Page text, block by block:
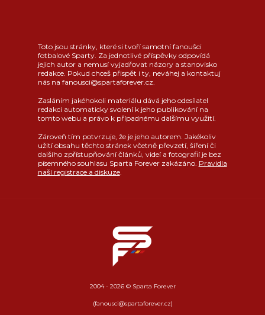
Toto jsou stránky, které si tvoří samotní fanoušci
fotbalové Sparty. Za jednotlivé příspěvky odpovídá
jejich autor a nemusí vyjadřovat názory a stanovisko
redakce. Pokud chceš přispět i ty, neváhej a kontaktuj
nás na fanousci@spartaforever.cz.
Zasláním jakéhokoli materiálu dává jeho odesílatel
redakci automaticky svolení k jeho publikování na
tomto webu a právo k případnému dalšímu využití.
Zároveň tím potvrzuje, že je jeho autorem. Jakékoliv
užití obsahu těchto stránek včetně převzetí, šíření či
dalšího zpřístupňování článků, videí a fotografií je bez
písemného souhlasu Sparta Forever zakázáno. Pravidla
naší registrace a diskuze.
2004 - 2026 © Sparta Forever
(fanousci@spartaforever.cz)